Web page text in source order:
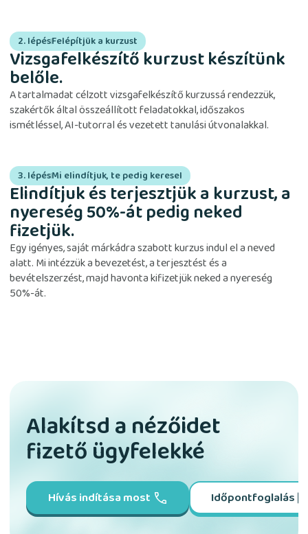
2. lépésFelépítjük a kurzust
Vizsgafelkészítő kurzust készítünk
belőle.
A tartalmadat célzott vizsgafelkészítő kurzussá rendezzük,
szakértők által összeállított feladatokkal, időszakos
ismétléssel, AI-tutorral és vezetett tanulási útvonalakkal.
3. lépésMi elindítjuk, te pedig keresel
Elindítjuk és terjesztjük a kurzust, a
nyereség 50%-át pedig neked
fizetjük.
Egy igényes, saját márkádra szabott kurzus indul el a neved
alatt. Mi intézzük a bevezetést, a terjesztést és a
bevételszerzést, majd havonta kifizetjük neked a nyereség
50%-át.
Alakítsd a nézőidet
fizető ügyfelekké
Hívás indítása most Időpontfoglalás